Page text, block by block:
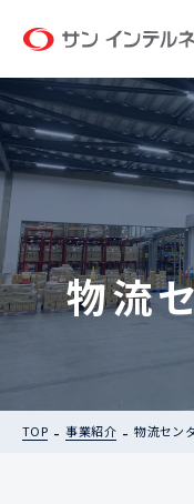
物流
TOP 事業紹介 物流セン